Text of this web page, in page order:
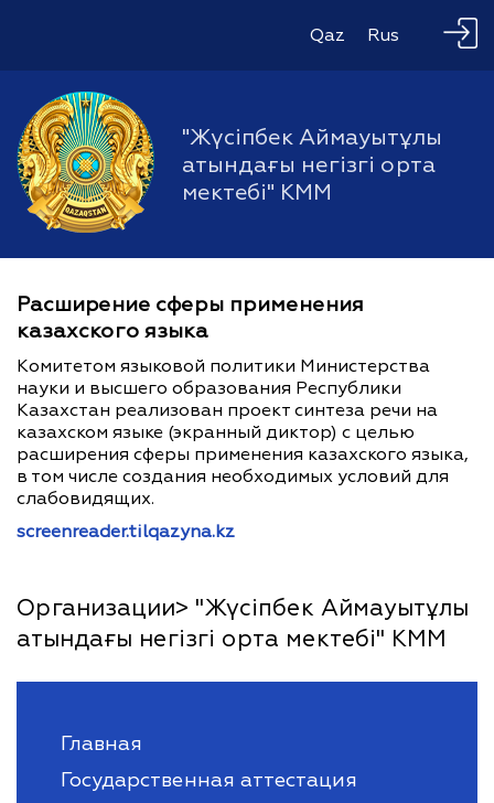
Qaz Rus
"Жүсіпбек Аймауытұлы
атындағы негізгі орта
мектебі" КММ
Расширение сферы применения
казахского языка
Комитетом языковой политики Министерства
науки и высшего образования Республики
Казахстан реализован проект синтеза речи на
казахском языке (экранный диктор) с целью
расширения сферы применения казахского языка,
в том числе создания необходимых условий для
слабовидящих.
screenreader.tilqazyna.kz
Организации> "Жүсіпбек Аймауытұлы
атындағы негізгі орта мектебі" КММ
Главная
Государственная аттестация